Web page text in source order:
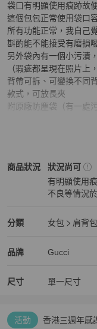
袋口有明顯使用痕跡故
這個包包正常使用袋口
所有功能正常，我自己
斟酌能不能接受有磨損
另外袋內有一個小污漬
（瑕疵都呈現在照片上
背帶可拆、可變換不同
款式，可放長夾
附原廠防塵袋（有一處污
商品狀況
Gucci女包 商品狀態與細
狀況尚可
有明顯使用
不良等情況
分類
Gucci 分類資訊
女包
肩背包
品牌
Gucci 女包品牌介紹
Gucci
Gucci 推薦清單
尺寸 單一尺寸
活動
香港三週年感